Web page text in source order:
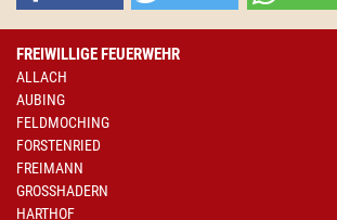
FREIWILLIGE FEUERWEHR
ALLACH
AUBING
FELDMOCHING
FORSTENRIED
FREIMANN
GROSSHADERN
HARTHOF